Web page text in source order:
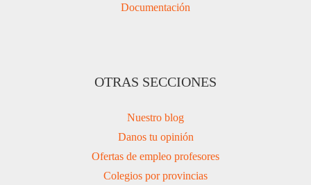
Documentación
OTRAS SECCIONES
Nuestro blog
Danos tu opinión
Ofertas de empleo profesores
Colegios por provincias